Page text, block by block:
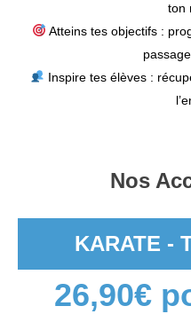
ton
Atteins tes objectifs :
Inspire tes élèves :
Nos
KARATE -
26,90€